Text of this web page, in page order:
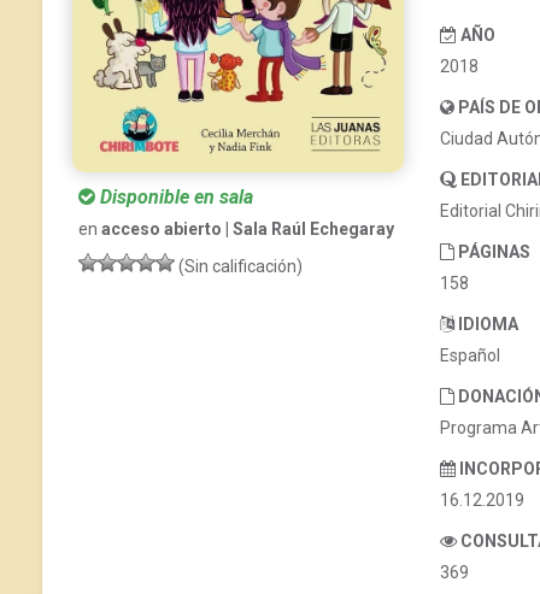
Disponible en sala
en acceso abierto | Sala Raúl Echegaray
(Sin calificación)
AÑO
2018
PAÍS DE
Ciudad
Editorial
PÁGINAS
158
IDIOMA
Español
Programa
16.12.2019
369